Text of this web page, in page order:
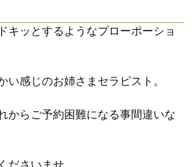
キッとするようなプローポーショ
い感じのお姉さまセラピスト。
からご予約困難になる事間違いな